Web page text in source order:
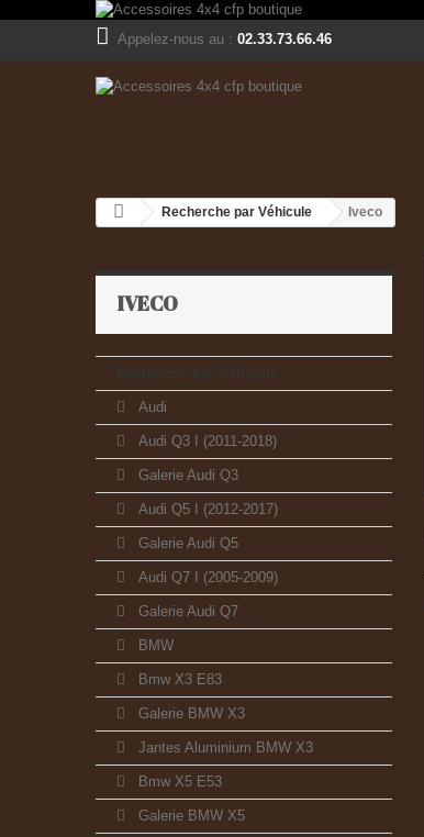
Appelez-nous au : 02.33.73.66.46
Recherche par Véhicule Iveco
IVECO
Recherche par Véhicule
Audi
Audi Q3 I (2011-2018)
Galerie Audi Q3
Audi Q5 I (2012-2017)
Galerie Audi Q5
Audi Q7 I (2005-2009)
Galerie Audi Q7
BMW
Bmw X3 E83
Galerie BMW X3
Jantes Aluminium BMW X3
Bmw X5 E53
Galerie BMW X5